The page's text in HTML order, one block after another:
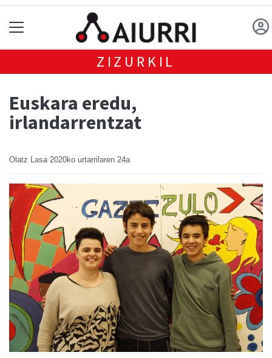
ZIZURKIL
Euskara eredu,
irlandarrentzat
Olatz Lasa 2020ko urtarrilaren 24a